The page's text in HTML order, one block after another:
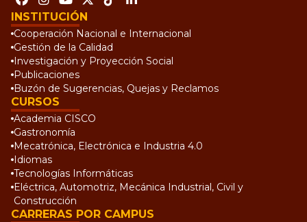
INSTITUCIÓN
Cooperación Nacional e Internacional
Gestión de la Calidad
Investigación y Proyección Social
Publicaciones
Buzón de Sugerencias, Quejas y Reclamos
CURSOS
Academia CISCO
Gastronomía
Mecatrónica, Electrónica e Industria 4.0
Idiomas
Tecnologías Informáticas
Eléctrica, Automotriz, Mecánica Industrial, Civil y
Construcción
CARRERAS POR CAMPUS